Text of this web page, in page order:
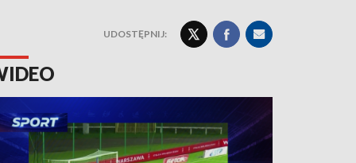
UDOSTĘPNIJ: